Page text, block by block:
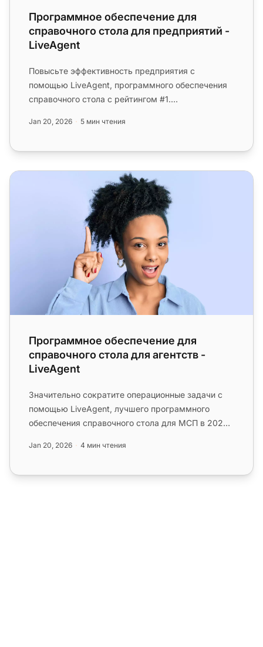
Программное обеспечение для
справочного стола для предприятий -
LiveAgent
Повысьте эффективность предприятия с
помощью LiveAgent, программного обеспечения
справочного стола с рейтингом #1.
...
Jan 20, 2026 5 мин чтения
Программное обеспечение для справочного стола для
Программное обеспечение для
справочного стола для агентств -
LiveAgent
Значительно сократите операционные задачи с
помощью LiveAgent, лучшего программного
обеспечения справочного стола для МСП в 2025
Jan 20, 2026 4 мин чтения